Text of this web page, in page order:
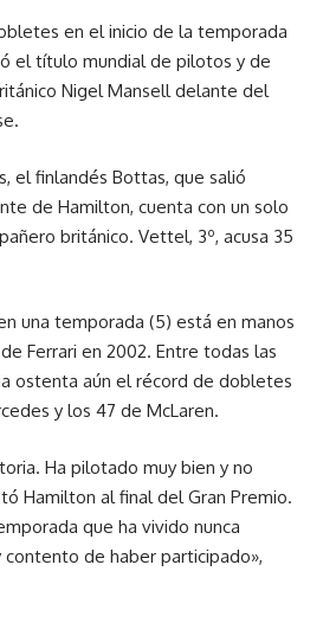
en el inicio de la temporada
el título mundial de pilotos y de
Nigel Mansell delante del
el finlandés Bottas, que salió
de Hamilton, cuenta con un solo
británico. Vettel, 3º, acusa 35
una temporada (5) está en manos
Ferrari en 2002. Entre todas las
ostenta aún el récord de dobletes
y los 47 de McLaren.
Ha pilotado muy bien y no
Hamilton al final del Gran Premio.
que ha vivido nunca
de haber participado»,